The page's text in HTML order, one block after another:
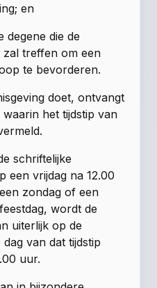
en
degene die de
zal treffen om een
te bevorderen.
doet, ontvangt
het tijdstip van
schriftelijke
een vrijdag na 12.00
zondag of een
wordt de
uiterlijk op de
van dat tijdstip
uur.